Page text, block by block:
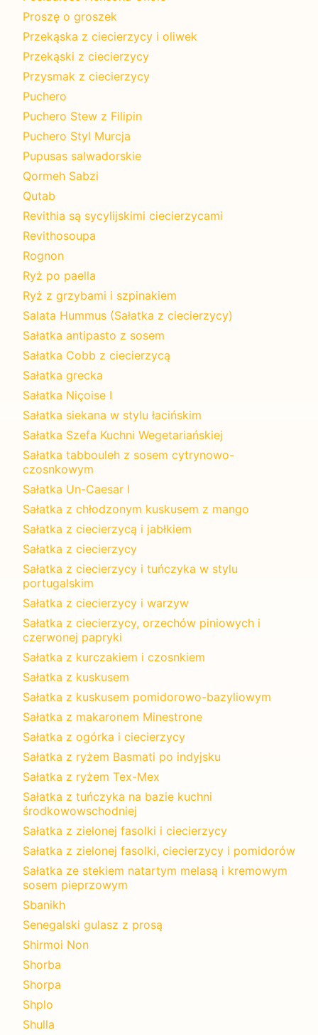
Proszę o groszek
Przekąska z ciecierzycy i oliwek
Przekąski z ciecierzycy
Przysmak z ciecierzycy
Puchero
Puchero Stew z Filipin
Puchero Styl Murcja
Pupusas salwadorskie
Qormeh Sabzi
Qutab
Revithia są sycylijskimi ciecierzycami
Revithosoupa
Rognon
Ryż po paella
Ryż z grzybami i szpinakiem
Salata Hummus (Sałatka z ciecierzycy)
Sałatka antipasto z sosem
Sałatka Cobb z ciecierzycą
Sałatka grecka
Sałatka Niçoise I
Sałatka siekana w stylu łacińskim
Sałatka Szefa Kuchni Wegetariańskiej
Sałatka tabbouleh z sosem cytrynowo-
czosnkowym
Sałatka Un-Caesar I
Sałatka z chłodzonym kuskusem z mango
Sałatka z ciecierzycą i jabłkiem
Sałatka z ciecierzycy
Sałatka z ciecierzycy i tuńczyka w stylu
portugalskim
Sałatka z ciecierzycy i warzyw
Sałatka z ciecierzycy, orzechów piniowych i
czerwonej papryki
Sałatka z kurczakiem i czosnkiem
Sałatka z kuskusem
Sałatka z kuskusem pomidorowo-bazyliowym
Sałatka z makaronem Minestrone
Sałatka z ogórka i ciecierzycy
Sałatka z ryżem Basmati po indyjsku
Sałatka z ryżem Tex-Mex
Sałatka z tuńczyka na bazie kuchni
środkowowschodniej
Sałatka z zielonej fasolki i ciecierzycy
Sałatka z zielonej fasolki, ciecierzycy i pomidorów
Sałatka ze stekiem natartym melasą i kremowym
sosem pieprzowym
Sbanikh
Senegalski gulasz z prosą
Shirmoi Non
Shorba
Shorpa
Shplo
Shulla